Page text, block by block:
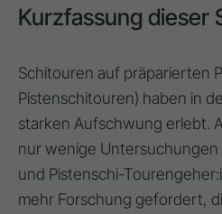
Kurzfassung dieser
Schitouren auf präparierten
Pistenschitouren) haben in
starken Aufschwung erlebt.
nur wenige
und Pistenschi-
mehr Forschung gefordert,